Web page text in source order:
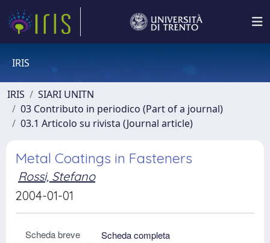
IRIS
IRIS
SIARI UNITN
03 Contributo in periodico (Part of a journal)
03.1 Articolo su rivista (Journal article)
Metal Coatings in Fasteners
Rossi, Stefano
2004-01-01
Scheda breve
Scheda completa